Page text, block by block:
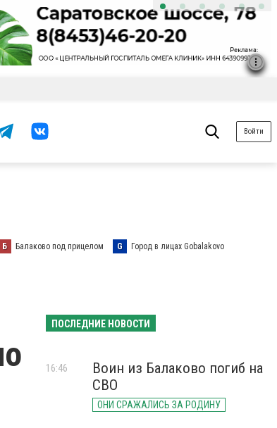
Войти
Б Балаково под прицелом G Город в лицах Gobalakovo
ПОСЛЕДНИЕ НОВОСТИ
Воин из Балаково погиб на
СВО
ОНИ СРАЖАЛИСЬ ЗА РОДИНУ
16:46